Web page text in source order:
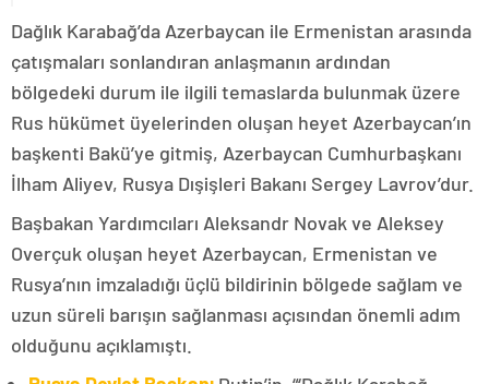
Dağlık Karabağ’da Azerbaycan ile Ermenistan arasında
çatışmaları sonlandıran anlaşmanın ardından
bölgedeki durum ile ilgili temaslarda bulunmak üzere
Rus hükümet üyelerinden oluşan heyet Azerbaycan’ın
başkenti Bakü’ye gitmiş, Azerbaycan Cumhurbaşkanı
İlham Aliyev, Rusya Dışişleri Bakanı Sergey Lavrov’dur.
Başbakan Yardımcıları Aleksandr Novak ve Aleksey
Overçuk oluşan heyet Azerbaycan, Ermenistan ve
Rusya’nın imzaladığı üçlü bildirinin bölgede sağlam ve
uzun süreli barışın sağlanması açısından önemli adım
olduğunu açıklamıştı.